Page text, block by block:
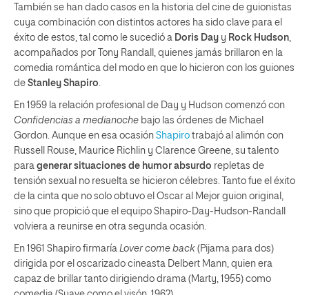
También se han dado casos en la historia del cine de guionistas
cuya combinación con distintos actores ha sido clave para el
éxito de estos, tal como le sucedió a Doris Day y Rock Hudson,
acompañados por Tony Randall, quienes jamás brillaron en la
comedia romántica del modo en que lo hicieron con los guiones
de Stanley Shapiro.
En 1959 la relación profesional de Day y Hudson comenzó con
Confidencias a medianoche bajo las órdenes de Michael
Gordon. Aunque en esa ocasión Shapiro trabajó al alimón con
Russell Rouse, Maurice Richlin y Clarence Greene, su talento
para generar situaciones de humor absurdo repletas de
tensión sexual no resuelta se hicieron célebres. Tanto fue el éxito
de la cinta que no solo obtuvo el Oscar al Mejor guion original,
sino que propició que el equipo Shapiro-Day-Hudson-Randall
volviera a reunirse en otra segunda ocasión.
En 1961 Shapiro firmaría Lover come back (Pijama para dos)
dirigida por el oscarizado cineasta Delbert Mann, quien era
capaz de brillar tanto dirigiendo drama (Marty, 1955) como